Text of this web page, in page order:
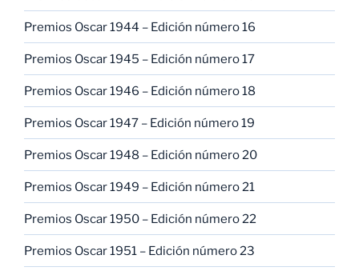
Premios Oscar 1944 – Edición número 16
Premios Oscar 1945 – Edición número 17
Premios Oscar 1946 – Edición número 18
Premios Oscar 1947 – Edición número 19
Premios Oscar 1948 – Edición número 20
Premios Oscar 1949 – Edición número 21
Premios Oscar 1950 – Edición número 22
Premios Oscar 1951 – Edición número 23